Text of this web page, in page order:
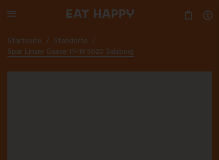
TO
Startseite / Standorte
/
Spar Linzer Gasse 17-19 5020 Salzburg